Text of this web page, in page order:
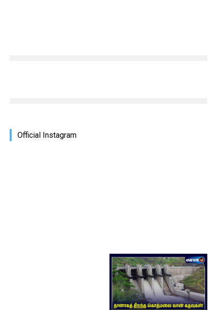
Official Instagram